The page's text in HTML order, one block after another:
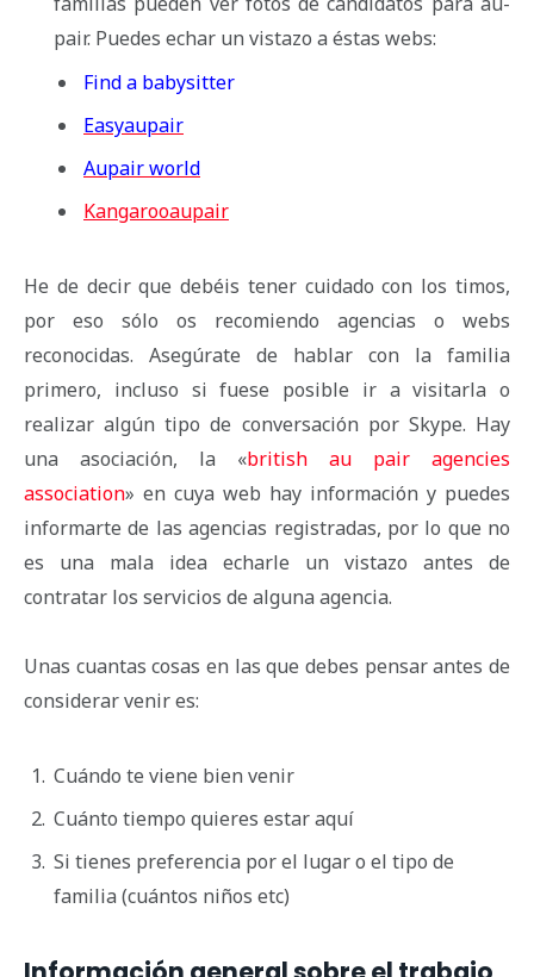
pair. Puedes echar un vistazo a éstas webs:
Find a babysitter
Easyaupair
Aupair world
Kangarooaupair
He de decir que debéis tener cuidado con los timos,
por eso sólo os recomiendo agencias o webs
reconocidas. Asegúrate de hablar con la familia
primero, incluso si fuese posible ir a visitarla o
realizar algún tipo de conversación por Skype. Hay
una asociación, la «british au pair agencies
association» en cuya web hay información y puedes
informarte de las agencias registradas, por lo que no
es una mala idea echarle un vistazo antes de
contratar los servicios de alguna agencia.
Unas cuantas cosas en las que debes pensar antes de
considerar venir es:
Cuándo te viene bien venir
Cuánto tiempo quieres estar aquí
Si tienes preferencia por el lugar o el tipo de
familia (cuántos niños etc)